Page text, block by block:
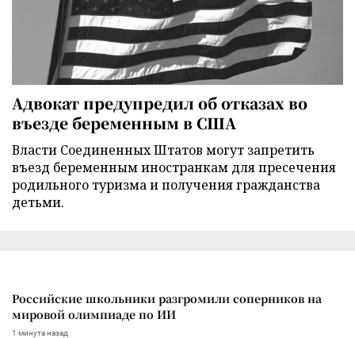
Адвокат предупредил об отказах во
въезде беременным в США
Власти Соединенных Штатов могут запретить
въезд беременным иностранкам для пресечения
родильного туризма и получения гражданства
детьми.
Российские школьники разгромили соперников на
мировой олимпиаде по ИИ
1 минута назад